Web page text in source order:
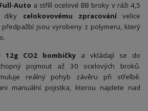
Full-Auto a střílí ocelové BB broky v ráži 4,5
díky celokovovému zpracovánívelice
jsou vyrobeny z polymeru, který
12g CO2 bombičky a vkládají se do
pojmout až 30 ocelových broků.
reálný pohyb závěru při střelbě.
manuální pojistka, kterou najdete nad